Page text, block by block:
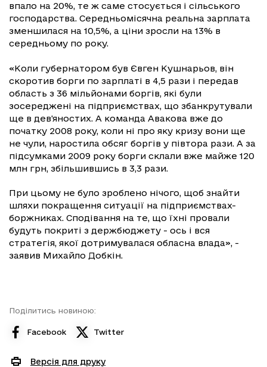
впало на 20%, те ж саме стосується і сільського
господарства. Середньомісячна реальна зарплата
зменшилася на 10,5%, а ціни зросли на 13% в
середньому по року.
«Коли губернатором був Євген Кушнарьов, він
скоротив борги по зарплаті в 4,5 рази і передав
область з 36 мільйонами боргів, які були
зосереджені на підприємствах, що збанкрутували
ще в дев'яностих. А команда Авакова вже до
початку 2008 року, коли ні про яку кризу вони ще
не чули, наростила обсяг боргів у півтора рази. А за
підсумками 2009 року борги склали вже майже 120
млн грн, збільшившись в 3,3 рази.
При цьому не було зроблено нічого, щоб знайти
шляхи покращення ситуації на підприємствах-
боржниках. Сподівання на те, що їхні провали
будуть покриті з держбюджету - ось і вся
стратегія, якої дотримувалася обласна влада», -
заявив Михайло Добкін.
Поділитись новиною:
Facebook Twitter
Версія для друку